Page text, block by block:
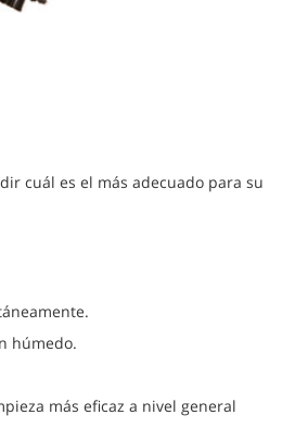
cuál es el más adecuado para su
húmedo.
más eficaz a nivel general